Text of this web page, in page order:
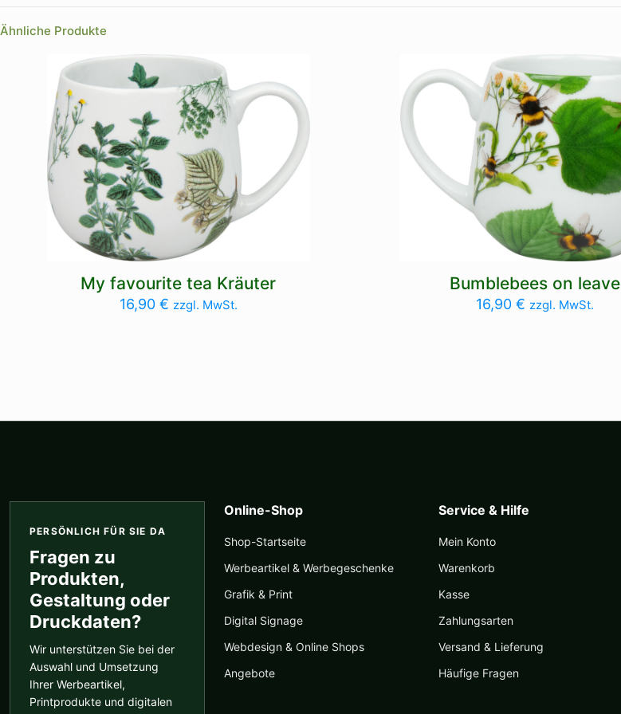
Ähnliche Produkte
My favourite tea Kräuter
16,90 € zzgl. MwSt.
Bumblebees on leave
16,90€ zzgl. MwSt.
PERSÖNLICH FÜR SIE DA
Fragen zu
Produkten,
Gestaltung oder
Druckdaten?
Wir unterstützen Sie bei der
Auswahl und Umsetzung
Ihrer Werbeartikel,
Printprodukte und digitalen
Online-Shop
Shop-Startseite
Werbeartikel & Werbegeschenke
Grafik & Print
Digital Signage
Webdesign & Online Shops
Angebote
Service & Hilfe
Mein Konto
Warenkorb
Kasse
Zahlungsarten
Versand & Lieferung
Häufige Fragen